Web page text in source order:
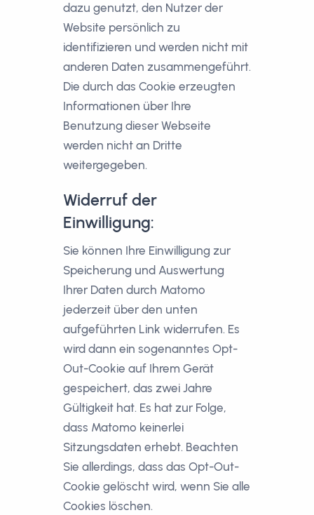
dazu genutzt, den Nutzer der
Website persönlich zu
identifizieren und werden nicht mit
anderen Daten zusammengeführt.
Die durch das Cookie erzeugten
Informationen über Ihre
Benutzung dieser Webseite
werden nicht an Dritte
weitergegeben.
Widerruf der
Einwilligung:
Sie können Ihre Einwilligung zur
Speicherung und Auswertung
Ihrer Daten durch Matomo
jederzeit über den unten
aufgeführten Link widerrufen. Es
wird dann ein sogenanntes Opt-
Out-Cookie auf Ihrem Gerät
gespeichert, das zwei Jahre
Gültigkeit hat. Es hat zur Folge,
dass Matomo keinerlei
Sitzungsdaten erhebt. Beachten
Sie allerdings, dass das Opt-Out-
Cookie gelöscht wird, wenn Sie alle
Cookies löschen.